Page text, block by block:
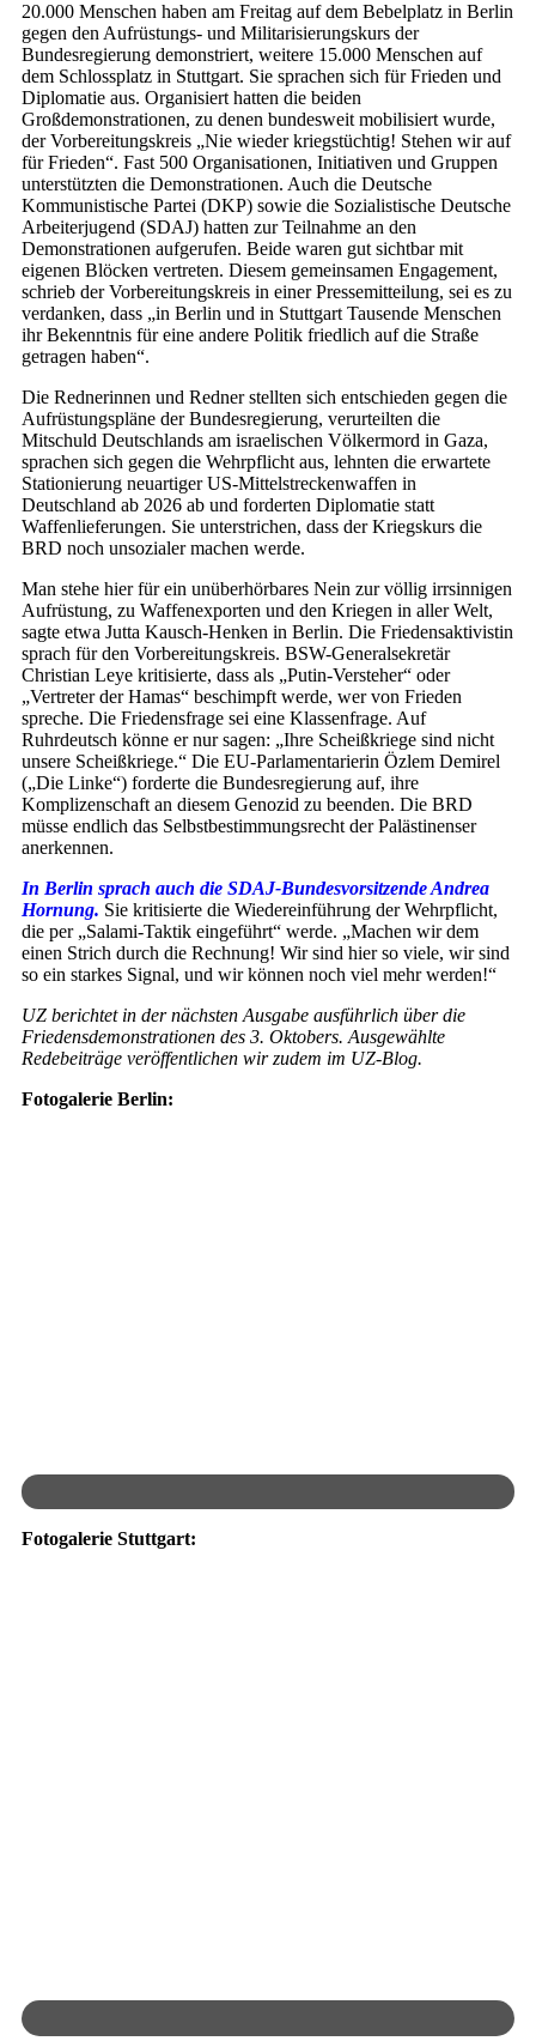
20.000 Menschen haben am Freitag auf dem Bebelplatz in Berlin
gegen den Aufrüstungs- und Militarisierungskurs der
Bundesregierung demonstriert, weitere 15.000 Menschen auf
dem Schlossplatz in Stuttgart. Sie sprachen sich für Frieden und
Diplomatie aus. Organisiert hatten die beiden
Großdemonstrationen, zu denen bundesweit mobilisiert wurde,
der Vorbereitungskreis „Nie wieder kriegstüchtig! Stehen wir auf
für Frieden“. Fast 500 Organisationen, Initiativen und Gruppen
unterstützten die Demonstrationen. Auch die Deutsche
Kommunistische Partei (DKP) sowie die Sozialistische Deutsche
Arbeiterjugend (SDAJ) hatten zur Teilnahme an den
Demonstrationen aufgerufen. Beide waren gut sichtbar mit
eigenen Blöcken vertreten. Diesem gemeinsamen Engagement,
schrieb der Vorbereitungskreis in einer Pressemitteilung, sei es zu
verdanken, dass „in Berlin und in Stuttgart Tausende Menschen
ihr Bekenntnis für eine andere Politik friedlich auf die Straße
getragen haben“.
Die Rednerinnen und Redner stellten sich entschieden gegen die
Aufrüstungspläne der Bundesregierung, verurteilten die
Mitschuld Deutschlands am israelischen Völkermord in Gaza,
sprachen sich gegen die Wehrpflicht aus, lehnten die erwartete
Stationierung neuartiger US-Mittelstreckenwaffen in
Deutschland ab 2026 ab und forderten Diplomatie statt
Waffenlieferungen. Sie unterstrichen, dass der Kriegskurs die
BRD noch unsozialer machen werde.
Man stehe hier für ein unüberhörbares Nein zur völlig irrsinnigen
Aufrüstung, zu Waffenexporten und den Kriegen in aller Welt,
sagte etwa Jutta Kausch-Henken in Berlin. Die Friedensaktivistin
sprach für den Vorbereitungskreis. BSW-Generalsekretär
Christian Leye kritisierte, dass als „Putin-Versteher“ oder
„Vertreter der Hamas“ beschimpft werde, wer von Frieden
spreche. Die Friedensfrage sei eine Klassenfrage. Auf
Ruhrdeutsch könne er nur sagen: „Ihre Scheißkriege sind nicht
unsere Scheißkriege.“ Die EU-Parlamentarierin Özlem Demirel
(„Die Linke“) forderte die Bundesregierung auf, ihre
Komplizenschaft an diesem Genozid zu beenden. Die BRD
müsse endlich das Selbstbestimmungsrecht der Palästinenser
anerkennen.
In Berlin sprach auch die SDAJ-Bundesvorsitzende Andrea
Hornung. Sie kritisierte die Wiedereinführung der Wehrpflicht,
die per „Salami-Taktik eingeführt“ werde. „Machen wir dem
einen Strich durch die Rechnung! Wir sind hier so viele, wir sind
so ein starkes Signal, und wir können noch viel mehr werden!“
UZ berichtet in der nächsten Ausgabe ausführlich über die
Friedensdemonstrationen des 3. Oktobers. Ausgewählte
Redebeiträge veröffentlichen wir zudem im UZ-Blog.
Fotogalerie Berlin:
Fotogalerie Stuttgart: